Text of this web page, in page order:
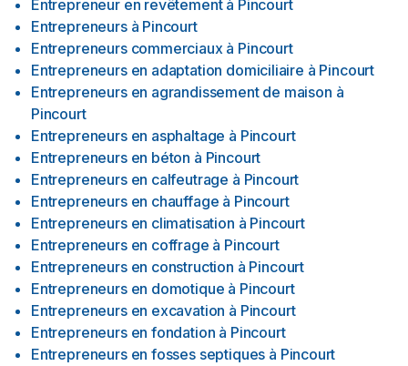
Entrepreneur en revêtement à Pincourt
Entrepreneurs à Pincourt
Entrepreneurs commerciaux à Pincourt
Entrepreneurs en adaptation domiciliaire à Pincourt
Entrepreneurs en agrandissement de maison à
Pincourt
Entrepreneurs en asphaltage à Pincourt
Entrepreneurs en béton à Pincourt
Entrepreneurs en calfeutrage à Pincourt
Entrepreneurs en chauffage à Pincourt
Entrepreneurs en climatisation à Pincourt
Entrepreneurs en coffrage à Pincourt
Entrepreneurs en construction à Pincourt
Entrepreneurs en domotique à Pincourt
Entrepreneurs en excavation à Pincourt
Entrepreneurs en fondation à Pincourt
Entrepreneurs en fosses septiques à Pincourt